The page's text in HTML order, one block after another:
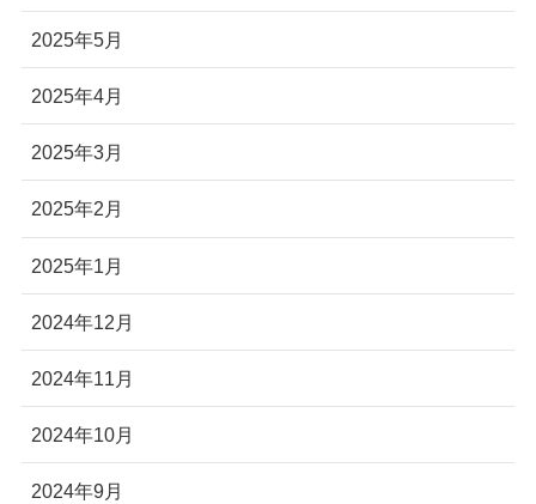
2025年5月
2025年4月
2025年3月
2025年2月
2025年1月
2024年12月
2024年11月
2024年10月
2024年9月